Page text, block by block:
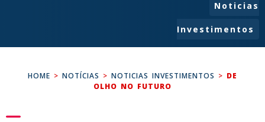
Noticias
Investimentos
HOME > NOTÍCIAS > NOTICIAS INVESTIMENTOS > DE
OLHO NO FUTURO